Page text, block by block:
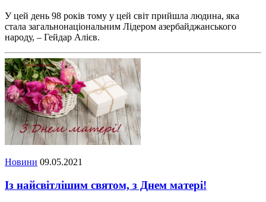
У цей день 98 років тому у цей світ прийшла людина, яка
стала загальнонаціональним Лідером азербайджанського
народу, – Гейдар Алієв.
Новини 09.05.2021
Із найсвітлішим святом, з Днем матері!